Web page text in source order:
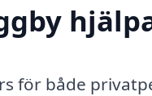
för både